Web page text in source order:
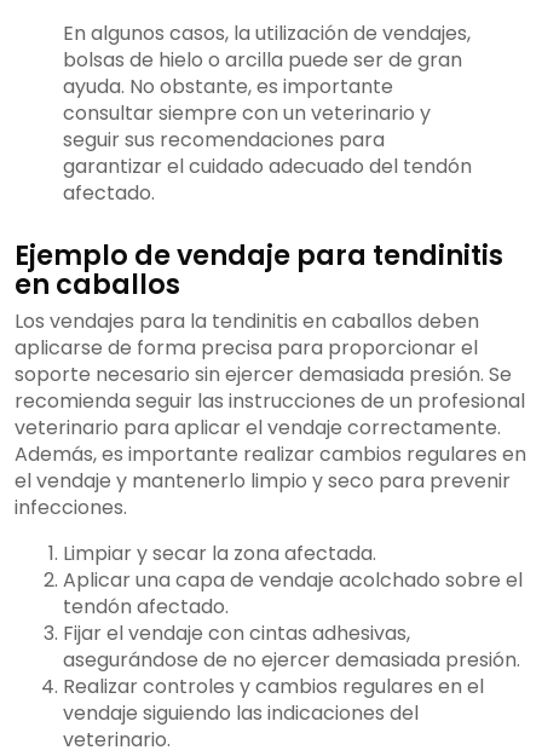
En algunos casos, la utilización de vendajes,
bolsas de hielo o arcilla puede ser de gran
ayuda. No obstante, es importante
consultar siempre con un veterinario y
seguir sus recomendaciones para
garantizar el cuidado adecuado del tendón
afectado.
Ejemplo de vendaje para tendinitis
en caballos
Los vendajes para la tendinitis en caballos deben
aplicarse de forma precisa para proporcionar el
soporte necesario sin ejercer demasiada presión. Se
recomienda seguir las instrucciones de un profesional
veterinario para aplicar el vendaje correctamente.
Además, es importante realizar cambios regulares en
el vendaje y mantenerlo limpio y seco para prevenir
infecciones.
Limpiar y secar la zona afectada.
Aplicar una capa de vendaje acolchado sobre el
tendón afectado.
Fijar el vendaje con cintas adhesivas,
asegurándose de no ejercer demasiada presión.
Realizar controles y cambios regulares en el
vendaje siguiendo las indicaciones del
veterinario.